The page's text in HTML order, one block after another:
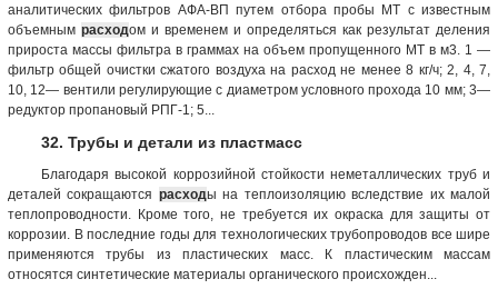
аналитических фильтров АФА-ВП путем отбора пробы МТ с известным
объемным расходом и временем и определяться как результат деления
прироста массы фильтра в граммах на объем пропущенного МТ в м3. 1 —
фильтр общей очистки сжатого воздуха на расход не менее 8 кг/ч; 2, 4, 7,
10, 12— вентили регулирующие с диаметром условного прохода 10 мм; 3—
редуктор пропановый РПГ-1; 5...
32. Трубы и детали из пластмасс
Благодаря высокой коррозийной стойкости неметаллических труб и
деталей сокращаются расходы на теплоизоляцию вследствие их малой
теплопроводности. Кроме того, не требуется их окраска для защиты от
коррозии. В последние годы для технологических трубопроводов все шире
применяются трубы из пластических масс. К пластическим массам
относятся синтетические материалы органического происхожден...